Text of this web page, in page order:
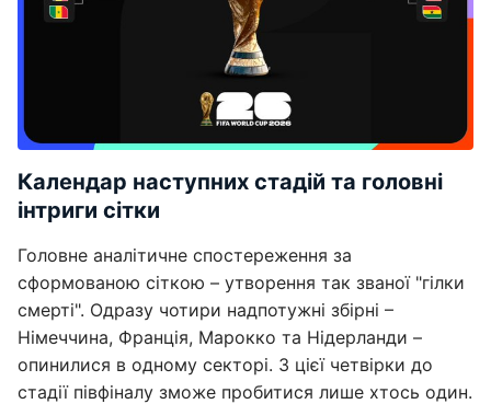
Календар наступних стадій та головні
інтриги сітки
Головне аналітичне спостереження за
сформованою сіткою – утворення так званої "гілки
смерті". Одразу чотири надпотужні збірні –
Німеччина, Франція, Марокко та Нідерланди –
опинилися в одному секторі. З цієї четвірки до
стадії півфіналу зможе пробитися лише хтось один.